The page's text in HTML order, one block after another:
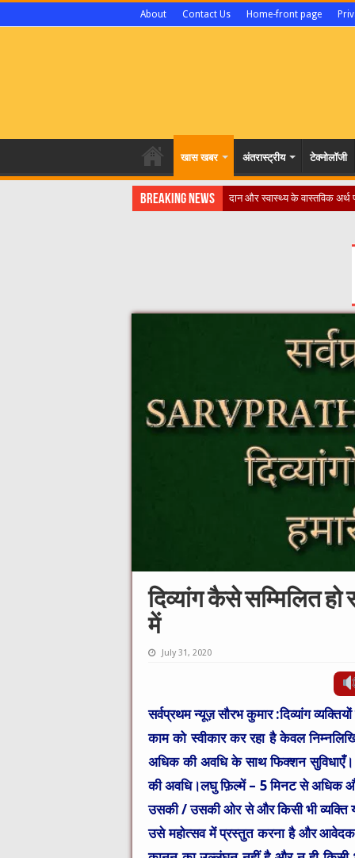
About Contact Us Home-front page
खास खबर अंतरास्ट्रीय टेक्नोलॉजी
Breaking News
दिव्यांग कैसे सम्मिलित
में
July 31, 2020
सर्वप्रथम न्यूज़ सौरभ कुमार :दिव्यांग
काम को स्वीकार कर रहा है केवल
अधिक की अवधि के साथ फिक्शन
की अवधि।लघु फ़िल्में – 5 मिनट से अधिक
उसकी / उसकी ओर से और किसी भी व्यक्ति
उसे महोत्सव में प्रस्तुत करना है और आवेदक